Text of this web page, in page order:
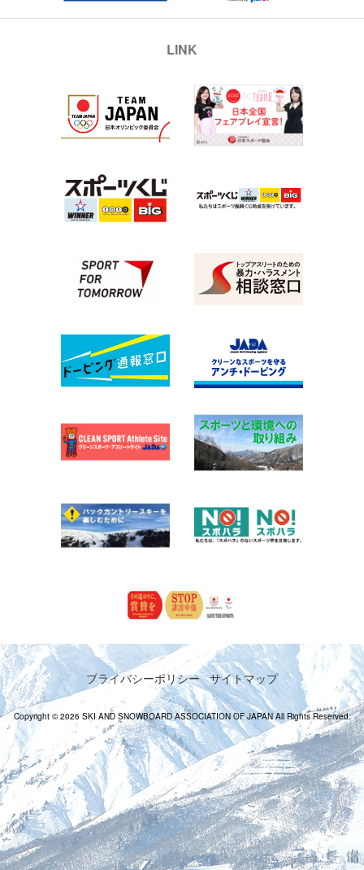
LINK
プライバシーポリシー サイトマップ
Copyright © 2026 SKI AND SNOWBOARD ASSOCIATION OF JAPAN All Rights Reserved.